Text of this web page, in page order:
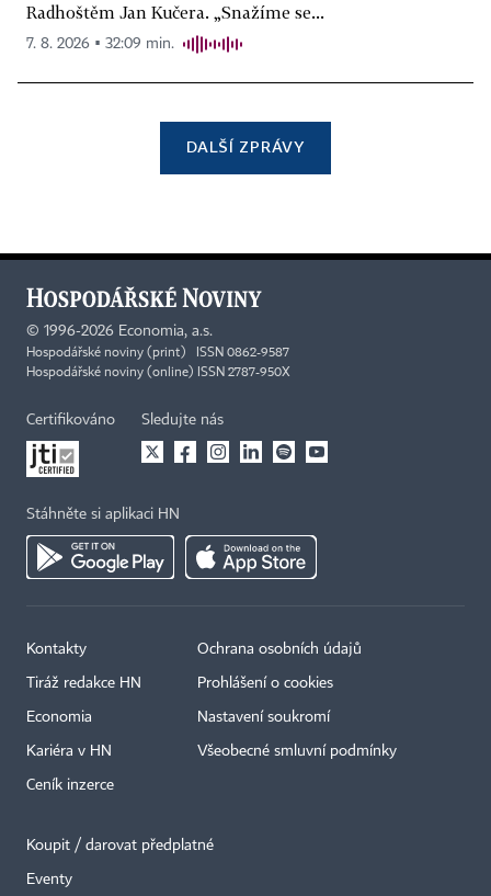
Radhoštěm Jan Kučera. „Snažíme se...
7. 8. 2026 ▪ 32:09 min.
DALŠÍ ZPRÁVY
© 1996-2026 Economia, a.s.
Hospodářské noviny (print) ISSN 0862-9587
Hospodářské noviny (online) ISSN 2787-950X
Certifikováno Sledujte nás
Stáhněte si aplikaci HN
Kontakty
Tiráž redakce HN
Economia
Kariéra v HN
Ceník inzerce
Ochrana osobních údajů
Prohlášení o cookies
Nastavení soukromí
Všeobecné smluvní podmínky
Koupit / darovat předplatné
Eventy